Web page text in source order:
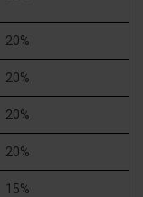
20%
20%
20%
20%
15%